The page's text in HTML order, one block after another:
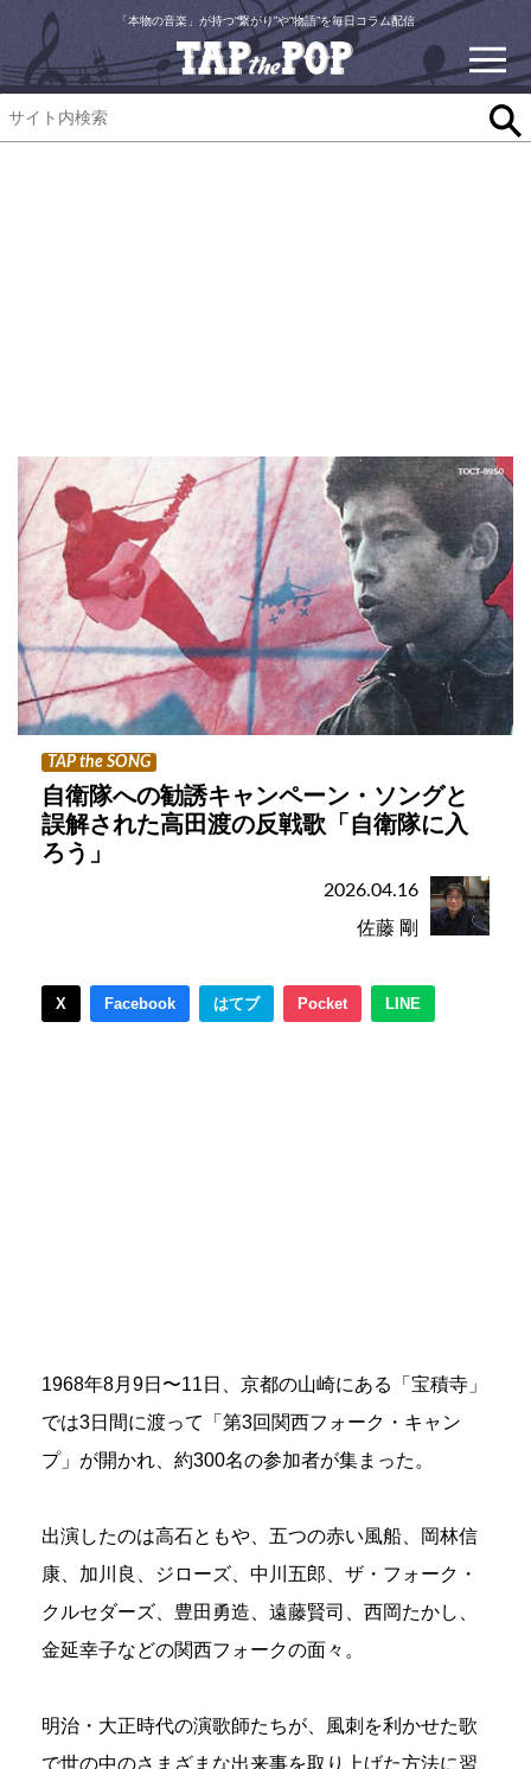
「本物の音楽」が持つ“繋がり”や“物語”を毎日コラム配信
TAP the SONG
自衛隊への勧誘キャンペーン・ソングと
誤解された高田渡の反戦歌「自衛隊に入
ろう」
2026.04.16
佐藤 剛
X Facebook はてブ Pocket LINE
1968年8月9日〜11日、京都の山崎にある「宝積寺」
では3日間に渡って「第3回関西フォーク・キャン
プ」が開かれ、約300名の参加者が集まった。
出演したのは高石ともや、五つの赤い風船、岡林信
康、加川良、ジローズ、中川五郎、ザ・フォーク・
クルセダーズ、豊田勇造、遠藤賢司、西岡たかし、
金延幸子などの関西フォークの面々。
明治・大正時代の演歌師たちが、風刺を利かせた歌
で世の中のさまざまな出来事を取り上げた方法に習